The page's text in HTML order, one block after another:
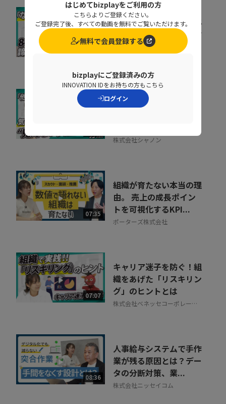
会社の電話をクラウド化
するメリットとは？電話
業務を効率化する方法
取りこぼしはなぜ起き
株式会社シャノン
07:35
組織が育たない本当の理
由。 売上の成長ポイン
トを可視化するKPI...
ポーターズ株式会社
07:07
キャリア迷子を防ぐ！組
織をあげた「リスキリン
グ」のヒントとは
株式会社ベネッセコーポレーシ
08:36
人事給与システムで手作
業が残る原因とは？デー
タの分断対策、業...
株式会社ニッセイコム
はじめてbizplayをご利用の方
こちらよりご登録ください。
ご登録完了後、すべての動画を無料でご覧いただけます。
無料で会員登録する
bizplayにご登録済みの方
INNOVATION IDをお持ちの方もこちら
ログイン